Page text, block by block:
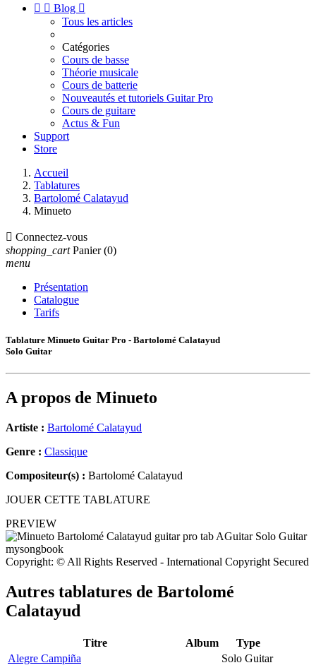
  Blog 
Tous les articles
Catégories
Cours de basse
Théorie musicale
Cours de batterie
Nouveautés et tutoriels Guitar Pro
Cours de guitare
Actus & Fun
Support
Store
Accueil
Tablatures
Bartolomé Calatayud
Minueto
 Connectez-vous
shopping_cart Panier (0)
menu
Présentation
Catalogue
Tarifs
Tablature Minueto Guitar Pro - Bartolomé Calatayud
Solo Guitar
A propos de Minueto
Artiste : Bartolomé Calatayud
Genre : Classique
Compositeur(s) : Bartolomé Calatayud
JOUER CETTE TABLATURE
PREVIEW
Copyright: © All Rights Reserved - International Copyright Secured
Autres tablatures de Bartolomé
Calatayud
Titre Album
Type
Alegre Campiña
Solo Guitar